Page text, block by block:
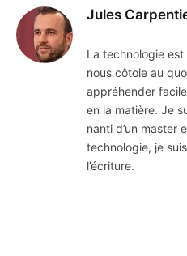
Jules
La technologie
nous côtoie au
appréhender
en la matière. Je
nanti d’un master
technologie, je
l’écriture.